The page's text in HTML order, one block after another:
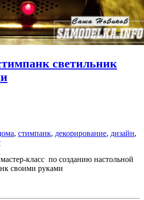
светильник
, стимпанк, декорирование, дизайн,
класс по созданию настольной
своими руками